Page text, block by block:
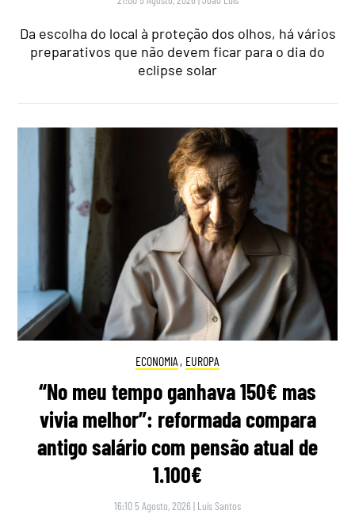
Da escolha do local à proteção dos olhos, há vários
preparativos que não devem ficar para o dia do
eclipse solar
ECONOMIA , EUROPA
“No meu tempo ganhava 150€ mas
vivia melhor”: reformada compara
antigo salário com pensão atual de
1.100€
16:10 5 Agosto, 2026 | Luís Santos